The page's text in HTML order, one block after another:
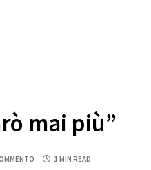
mai più”
1 MIN READ